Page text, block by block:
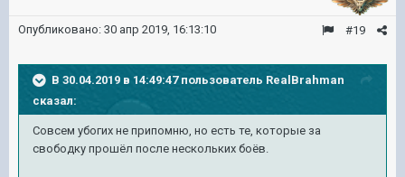
#19
Опубликовано: 30 апр 2019, 16:13:10
В 30.04.2019 в 14:49:47 пользователь RealBrahman
сказал:
Совсем убогих не припомню, но есть те, которые за
свободку прошёл после нескольких боёв.